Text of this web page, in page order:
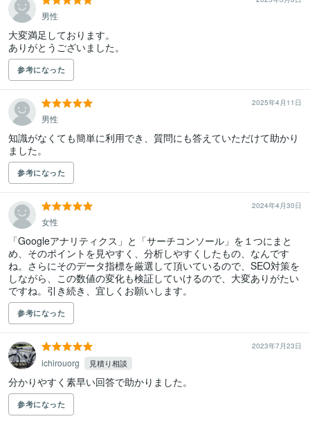
男性
大変満足しております。
ありがとうございました。
参考になった
2025年4月11日
男性
知識がなくても簡単に利用でき、質問にも答えていただけて助かり
ました。
参考になった
2024年4月30日
女性
「Googleアナリティクス」と「サーチコンソール」を１つにまと
め、そのポイントを見やすく、分析しやすくしたもの、なんです
ね。さらにそのデータ指標を厳選して頂いているので、SEO対策を
しながら、この数値の変化も検証していけるので、大変ありがたい
参考になった
2023年7月23日
ichirouorg 見積り相談
分かりやすく素早い回答で助かりました。
参考になった